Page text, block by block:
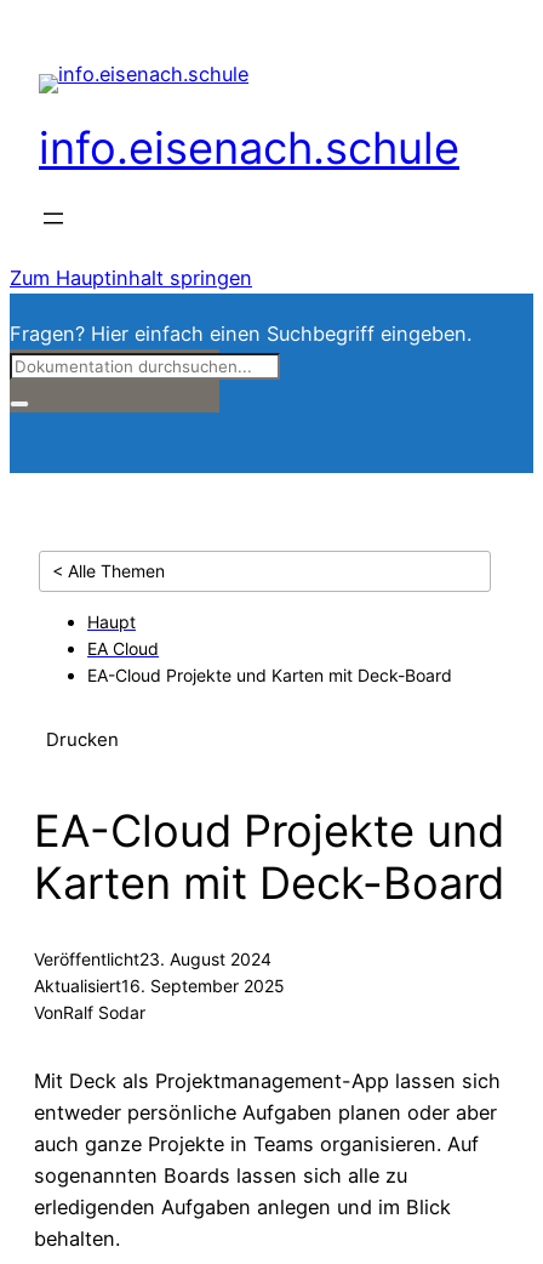
info.eisenach.schule
Zum Hauptinhalt springen
Fragen? Hier einfach einen Suchbegriff eingeben.
< Alle Themen
Haupt
EA Cloud
EA-Cloud Projekte und Karten mit Deck-Board
Drucken
EA-Cloud Projekte und
Karten mit Deck-Board
Veröffentlicht23. August 2024
Aktualisiert16. September 2025
VonRalf Sodar
Mit Deck als Projektmanagement-App lassen sich
entweder persönliche Aufgaben planen oder aber
auch ganze Projekte in Teams organisieren. Auf
sogenannten Boards lassen sich alle zu
erledigenden Aufgaben anlegen und im Blick
behalten.